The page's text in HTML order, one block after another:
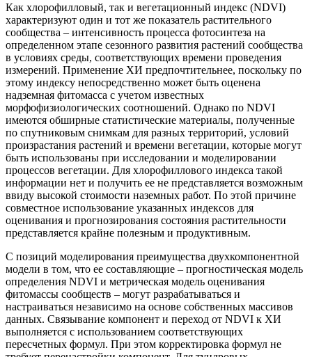
Как хлорофилловый, так и вегетационный индекс (NDVI)
характеризуют один и тот же показатель растительного
сообщества – интенсивность процесса фотосинтеза на
определенном этапе сезонного развития растений сообщества
в условиях среды, соответствующих времени проведения
измерений. Применение ХИ предпочтительнее, поскольку по
этому индексу непосредственно может быть оценена
надземная фитомасса с учетом известных
морфофизиологических соотношений. Однако по NDVI
имеются обширные статистические материалы, полученные
по спутниковым снимкам для разных территорий, условий
произрастания растений и времени вегетации, которые могут
быть использованы при исследовании и моделировании
процессов вегетации. Для хлорофиллового индекса такой
информации нет и получить ее не представляется возможным
ввиду высокой стоимости наземных работ. По этой причине
совместное использование указанных индексов для
оценивания и прогнозирования состояния растительности
представляется крайне полезным и продуктивным.
С позиций моделирования преимущества двухкомпонентной
модели в том, что ее составляющие – прогностическая модель
определения NDVI и метрическая модель оценивания
фитомассы сообществ – могут разрабатываться и
настраиваться независимо на основе собственных массивов
данных. Связывание компонент и переход от NDVI к ХИ
выполняется с использованием соответствующих
пересчетных формул. При этом корректировка формул не